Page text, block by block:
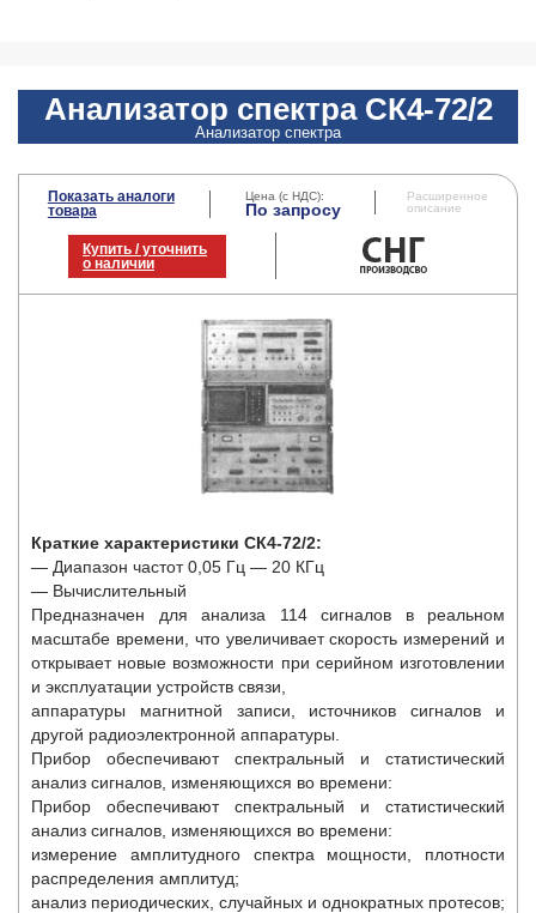
Анализатор спектра СК4-72/2
Анализатор спектра
Показать аналоги
товара
Цена (с НДС):
По запросу
Расширенное
описание
Купить / уточнить
о наличии
Краткие характеристики СК4-72/2:
— Диапазон частот 0,05 Гц — 20 КГц
— Вычислительный
Предназначен для анализа 114 сигналов в реальном
масштабе времени, что увеличивает скорость измерений и
открывает новые возможности при серийном изготовлении
и эксплуатации устройств связи,
аппаратуры магнитной записи, источников сигналов и
другой радиоэлектронной аппаратуры.
Прибор обеспечивают спектральный и статистический
анализ сигналов, изменяющихся во времени:
Прибор обеспечивают спектральный и статистический
анализ сигналов, изменяющихся во времени:
измерение амплитудного спектра мощности, плотности
распределения амплитуд;
анализ периодических, случайных и однократных протесов;